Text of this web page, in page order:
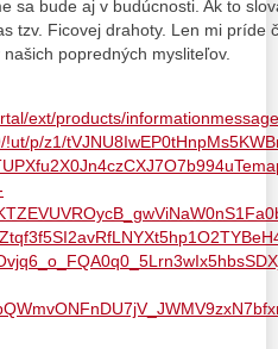
sa bude aj v budúcnosti. Ak to
tzv. Ficovej drahoty. Len mi príde
popredných mysliteľov.
ext/products/
p/z1/